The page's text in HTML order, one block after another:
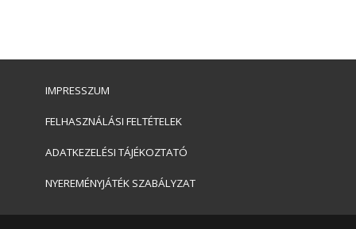
IMPRESSZUM
FELHASZNÁLÁSI FELTÉTELEK
ADATKEZELÉSI TÁJÉKOZTATÓ
NYEREMÉNYJÁTÉK SZABÁLYZAT